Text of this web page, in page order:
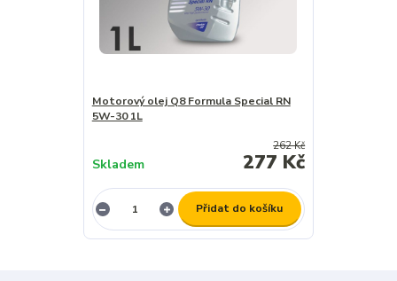
Motorový olej Q8 Formula Special RN
5W-30 1L
262 Kč
277 Kč
Skladem
Přidat do košíku